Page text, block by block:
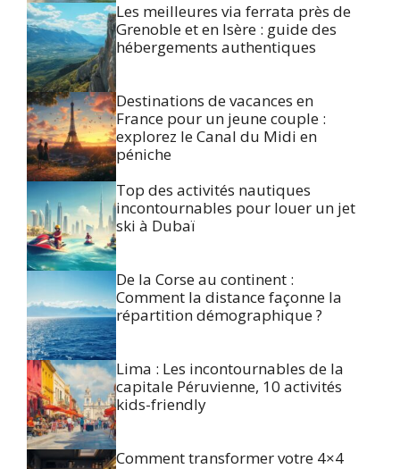
Les meilleures via ferrata près de
Grenoble et en Isère : guide des
hébergements authentiques
Destinations de vacances en
France pour un jeune couple :
explorez le Canal du Midi en
péniche
Top des activités nautiques
incontournables pour louer un jet
ski à Dubaï
De la Corse au continent :
Comment la distance façonne la
répartition démographique ?
Lima : Les incontournables de la
capitale Péruvienne, 10 activités
kids-friendly
Comment transformer votre 4×4